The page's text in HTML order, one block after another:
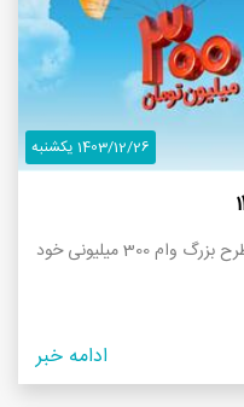
1403/12/26 یکشنبه
بانک ملی در روز های پایانی سال 1404 طرح بزرگ وام 300 میلیونی خود
ادامه خبر